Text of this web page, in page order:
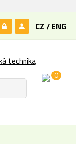
CZ / ENG
0